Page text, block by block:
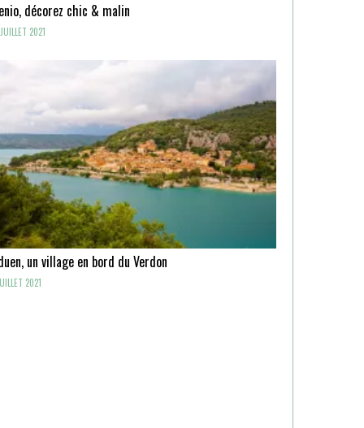
décorez chic & malin
2021
un village en bord du Verdon
2021